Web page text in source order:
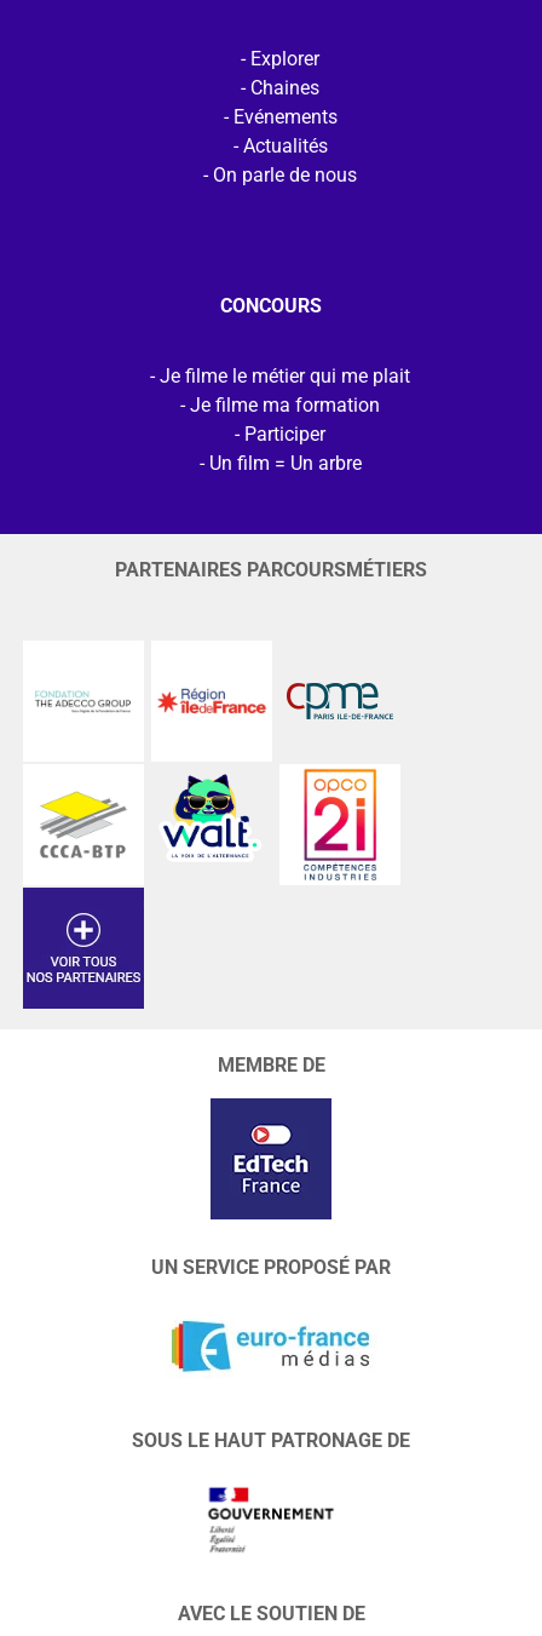
Explorer
Chaines
Evénements
Actualités
On parle de nous
CONCOURS
Je filme le métier qui me plait
Je filme ma formation
Participer
Un film = Un arbre
PARTENAIRES PARCOURSMÉTIERS
MEMBRE DE
UN SERVICE PROPOSÉ PAR
SOUS LE HAUT PATRONAGE DE
AVEC LE SOUTIEN DE